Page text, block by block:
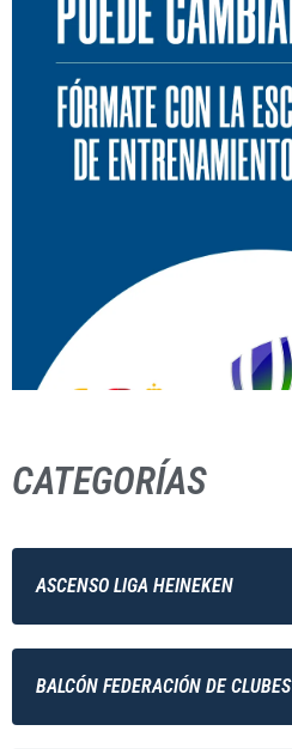
CATEGORÍAS
ASCENSO LIGA HEINEKEN
BALCÓN FEDERACIÓN DE CLUBES